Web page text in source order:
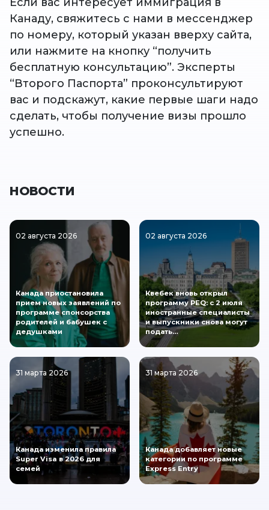
Канаду, свяжитесь с нами в мессенджер
по номеру, который указан вверху сайта,
или нажмите на кнопку “получить
бесплатную консультацию”. Эксперты
“Второго Паспорта” проконсультируют
вас и подскажут, какие первые шаги надо
сделать, чтобы получение визы прошло
успешно.
НОВОСТИ
02 августа 2026
Канада приостановила
прием новых заявлений по
программе спонсорства
родителей и бабушек с
дедушками
02 августа 2026
Квебек вновь открыл
программу PEQ: с 2 июля
иностранные специалисты
и выпускники снова могут
подать…
31 марта 2026
Канада изменила правила
Super Visa в 2026 для
семей
31 марта 2026
Канада добавляет новые
категории по программе
Express Entry